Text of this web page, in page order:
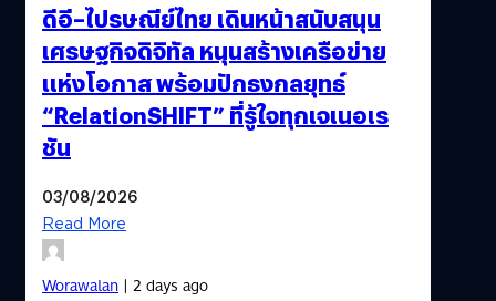
ดีอี–ไปรษณีย์ไทย เดินหน้าสนับสนุน
เศรษฐกิจดิจิทัล หนุนสร้างเครือข่าย
แห่งโอกาส พร้อมปักธงกลยุทธ์
“RelationSHIFT” ที่รู้ใจทุกเจเนอเร
ชัน
03/08/2026
Read More
Worawalan| 2 days ago